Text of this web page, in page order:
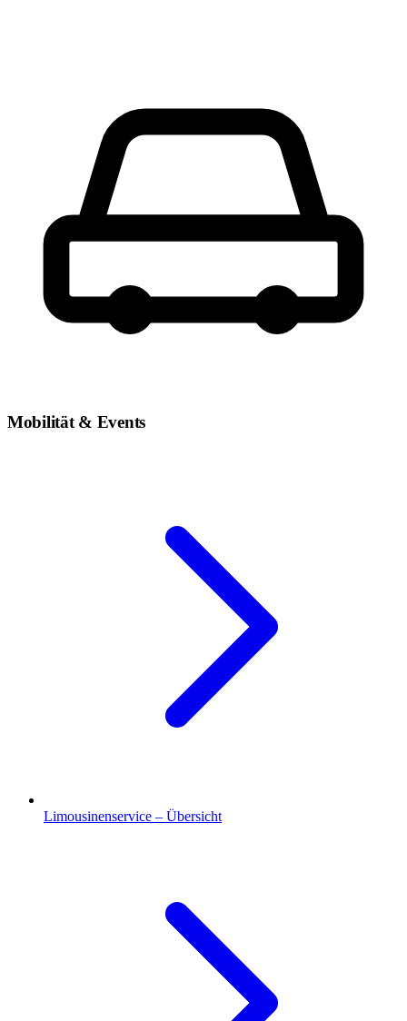
Mobilität & Events
Limousinenservice – Übersicht